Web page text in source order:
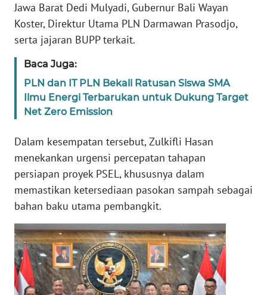
Jawa Barat Dedi Mulyadi, Gubernur Bali Wayan
Koster, Direktur Utama PLN Darmawan Prasodjo,
serta jajaran BUPP terkait.
Baca Juga:
PLN dan IT PLN Bekali Ratusan Siswa SMA
Ilmu Energi Terbarukan untuk Dukung Target
Net Zero Emission
Dalam kesempatan tersebut, Zulkifli Hasan
menekankan urgensi percepatan tahapan
persiapan proyek PSEL, khususnya dalam
memastikan ketersediaan pasokan sampah sebagai
bahan baku utama pembangkit.
NTT
WN
WN
PAPUA
PAPUA
BARAT
RIAU
WN
SERAMBI
WN
JAMBI